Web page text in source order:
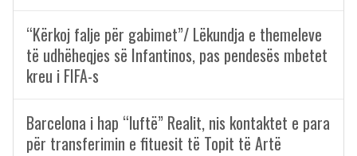
“Kërkoj falje për gabimet”/ Lëkundja e themeleve
të udhëheqjes së Infantinos, pas pendesës mbetet
kreu i FIFA-s
Barcelona i hap “luftë” Realit, nis kontaktet e para
për transferimin e fituesit të Topit të Artë